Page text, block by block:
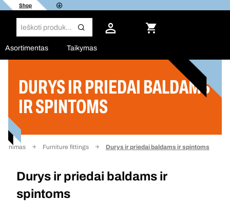
Shop
Asortimentas Taikymas
DURYS IR PRIEDAI BALDAMS
IR SPINTOMS
Furniture fittings Durys ir priedai baldams ir spintoms
Durys ir priedai baldams ir
spintoms
Filtras